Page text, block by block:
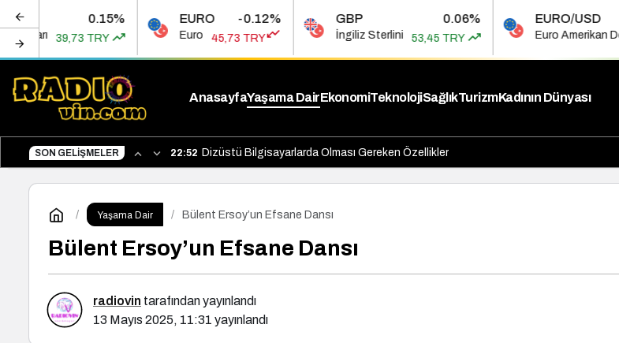
0.15% EURO -0.12%
Euro 45,73 TRY
GBP 0.06%
İngiliz Sterlini 53,45 TRY
EURO/USD -0.22%
Euro Amerikan Doları 1,15 TRY
AnasayfaYaşama DairEkonomiTeknolojiSağlıkTurizmKadının Dünyası
SON GELIŞMELER 22:52 Dizüstü Bilgisayarlarda Olması Gereken Özellikler
Yaşama Dair Bülent Ersoy’un Efsane Dansı
Bülent Ersoy’un Efsane Dansı
radiovin tarafından yayınlandı
13 Mayıs 2025, 11:31 yayınlandı